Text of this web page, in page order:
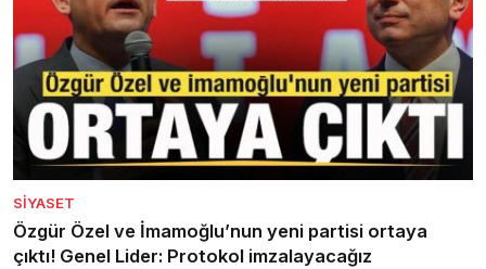
SIYASET
Özgür Özel ve İmamoğlu’nun yeni partisi ortaya
çıktı! Genel Lider: Protokol imzalayacağız